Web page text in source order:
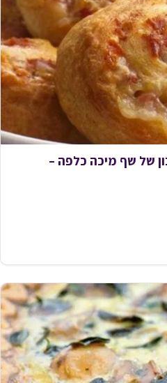
של שף מיכה כלפה –